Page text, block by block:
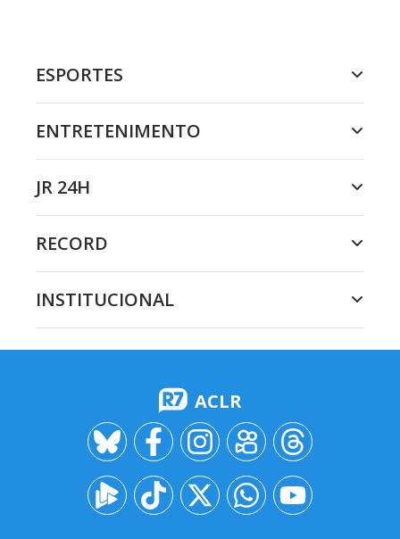
ESPORTES
ENTRETENIMENTO
JR 24H
RECORD
INSTITUCIONAL
ACLR